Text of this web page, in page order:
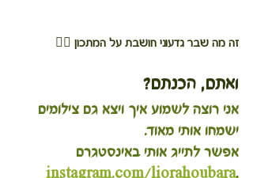
זה מה שבר גדעוני חושבת על המתכון 👆🏻
ואתם, הכנתם?
אני רוצה לשמוע איך ויצא גם צילומים
ישמחו אותי מאוד.
אפשר לתייג אותי באינסטגרם
.
instagram.com/liorahoubara